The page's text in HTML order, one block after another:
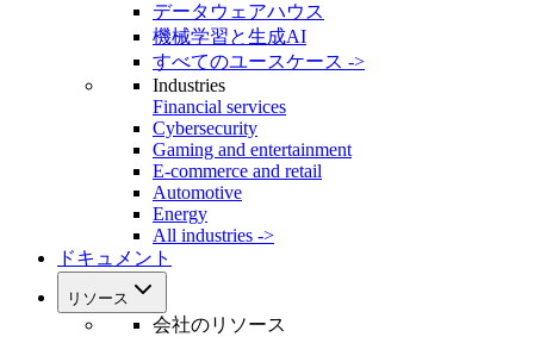
データウェアハウス
機械学習と生成AI
すべてのユースケース ->
Industries
Financial services
Cybersecurity
Gaming and entertainment
E-commerce and retail
Automotive
Energy
All industries ->
ドキュメント
リソース
会社のリソース